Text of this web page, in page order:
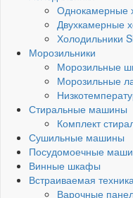
Однокамерные
Двухкамерные
Холодильники
Морозильники
Морозильные
Морозильные
Стиральные машины
Комплект
Сушильные машины
Посудомоечные
Винные шкафы
Встраиваемая
Варочные